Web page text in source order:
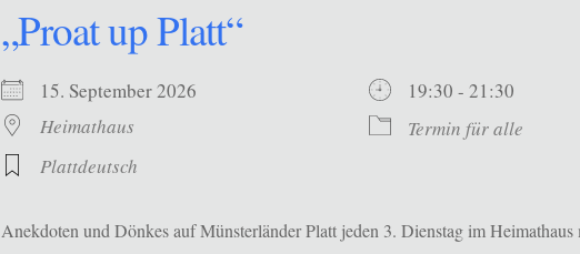
„Proat up Platt“
15. September 2026
19:30 - 21:30
Heimathaus
Termin für alle
Plattdeutsch
Anekdoten und Dönkes auf Münsterländer Platt jeden 3. Dienstag im